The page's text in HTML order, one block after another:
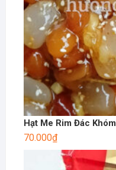
Hạt Me Rim Đác Khóm
70.000₫